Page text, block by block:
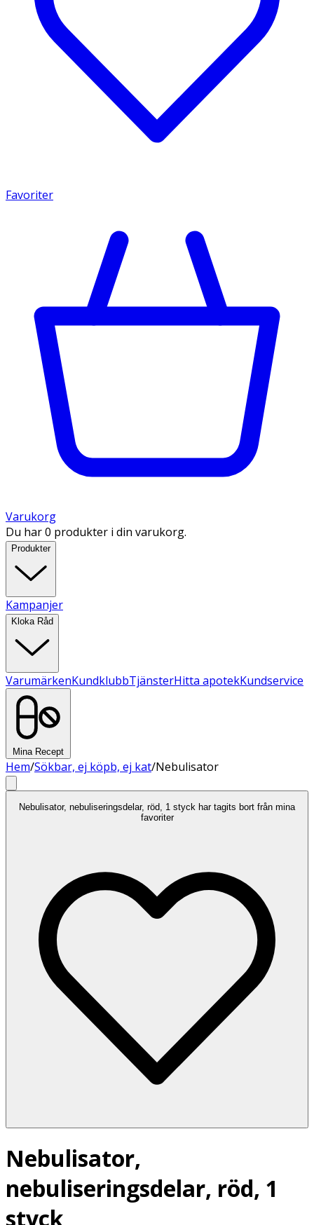
Favoriter
Varukorg
Du har 0 produkter i din varukorg.
Produkter
Kampanjer
Kloka Råd
VarumärkenKundklubbTjänsterHitta apotekKundservice
Mina Recept
Hem/Sökbar, ej köpb, ej kat/Nebulisator
Nebulisator, nebuliseringsdelar, röd, 1 styck har tagits bort från mina
favoriter
Nebulisator,
nebuliseringsdelar, röd, 1
styck